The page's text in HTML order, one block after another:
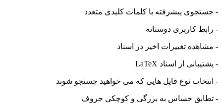
- جستجوی پیشرفته با کلمات کلیدی متعدد
- رابط کاربری دوستانه
- مشاهده تغییرات اخیر در اسناد
- پشتیبانی از اسناد LaTeX
- انتخاب نوع فایل هایی که می خواهید جستجو شوند
- تطابق حساس به بزرگی و کوچکی حروف